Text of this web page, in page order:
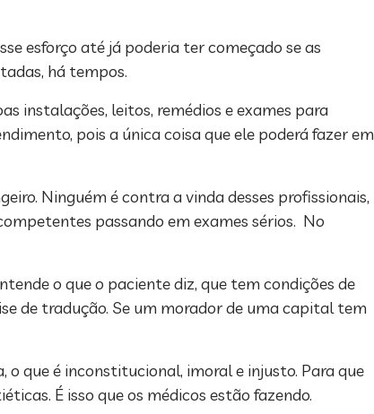
esforço até já poderia ter começado se as
há tempos.
instalações, leitos, remédios e exames para
pois a única coisa que ele poderá fazer em
Ninguém é contra a vinda desses profissionais,
passando em exames sérios. No
o que o paciente diz, que tem condições de
de tradução. Se um morador de uma capital tem
o que é inconstitucional, imoral e injusto. Para que
É isso que os médicos estão fazendo.